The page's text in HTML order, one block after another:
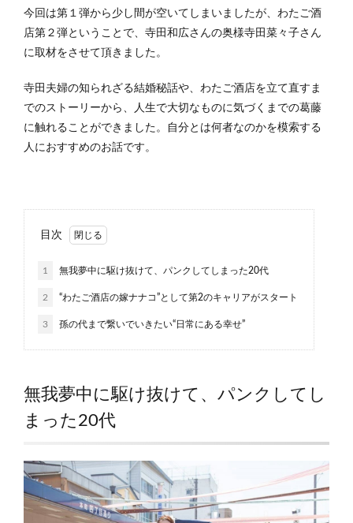
今回は第１弾から少し間が空いてしまいましたが、わたご酒
店第２弾ということで、寺田和広さんの奥様寺田菜々子さん
に取材をさせて頂きました。
寺田夫婦の知られざる結婚秘話や、わたご酒店を立て直すま
でのストーリーから、人生で大切なものに気づくまでの葛藤
に触れることができました。自分とは何者なのかを模索する
人におすすめのお話です。
目次
1 無我夢中に駆け抜けて、パンクしてしまった20代
2 “わたご酒店の嫁ナナコ”として第2のキャリアがスタート
3 孫の代まで繋いでいきたい“日常にある幸せ”
無我夢中に駆け抜けて、パンクしてし
まった20代